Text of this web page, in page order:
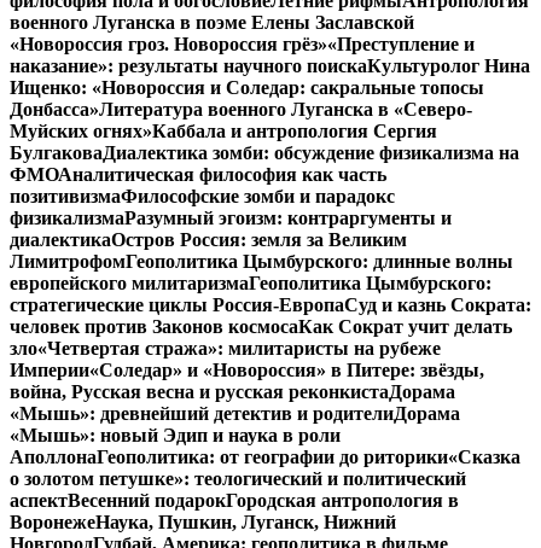
военного Луганска в поэме Елены Заславской
«Новороссия гроз. Новороссия грёз»«Преступление и
наказание»: результаты научного поискаКультуролог Нина
Ищенко: «Новороссия и Соледар: сакральные топосы
Донбасса»Литература военного Луганска в «Северо-
Муйских огнях»Каббала и антропология Сергия
БулгаковаДиалектика зомби: обсуждение физикализма на
ФМОАналитическая философия как часть
позитивизмаФилософские зомби и парадокс
физикализмаРазумный эгоизм: контраргументы и
диалектикаОстров Россия: земля за Великим
ЛимитрофомГеополитика Цымбурского: длинные волны
европейского милитаризмаГеополитика Цымбурского:
стратегические циклы Россия-ЕвропаСуд и казнь Сократа:
человек против Законов космосаКак Сократ учит делать
зло«Четвертая стража»: милитаристы на рубеже
Империи«Соледар» и «Новороссия» в Питере: звёзды,
война, Русская весна и русская реконкистаДорама
«Мышь»: древнейший детектив и родителиДорама
«Мышь»: новый Эдип и наука в роли
АполлонаГеополитика: от географии до риторики«Сказка
о золотом петушке»: теологический и политический
аспектВесенний подарокГородская антропология в
ВоронежеНаука, Пушкин, Луганск, Нижний